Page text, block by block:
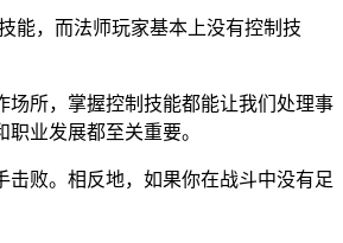
能，而法师玩家基本上没有控制技
场所，掌握控制技能都能让我们处理事
业发展都至关重要。
败。相反地，如果你在战斗中没有足